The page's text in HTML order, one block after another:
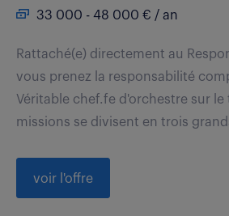
33 000 - 48 000 € / an
Rattaché(e) directement au
vous prenez la responsabilité
Véritable chef.fe d'orchestre sur le
missions se divisent en trois
voir l'offre